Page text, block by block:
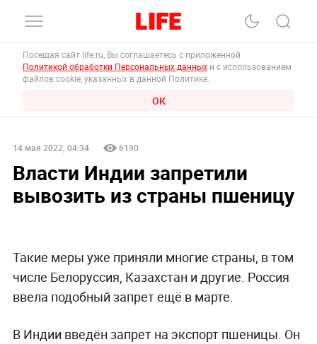
Посещая сайт life.ru, Вы соглашаетесь с приложенной
Политикой обработки Персональных данных и с использованием
файлов cookie, указанных в данной Политике.
ОК
14 мая 2022, 04:34 6190
Власти Индии запретили
вывозить из страны пшеницу
Такие меры уже приняли многие страны, в том
числе Белоруссия, Казахстан и другие. Россия
ввела подобный запрет ещё в марте.
В Индии введён запрет на экспорт пшеницы. Он